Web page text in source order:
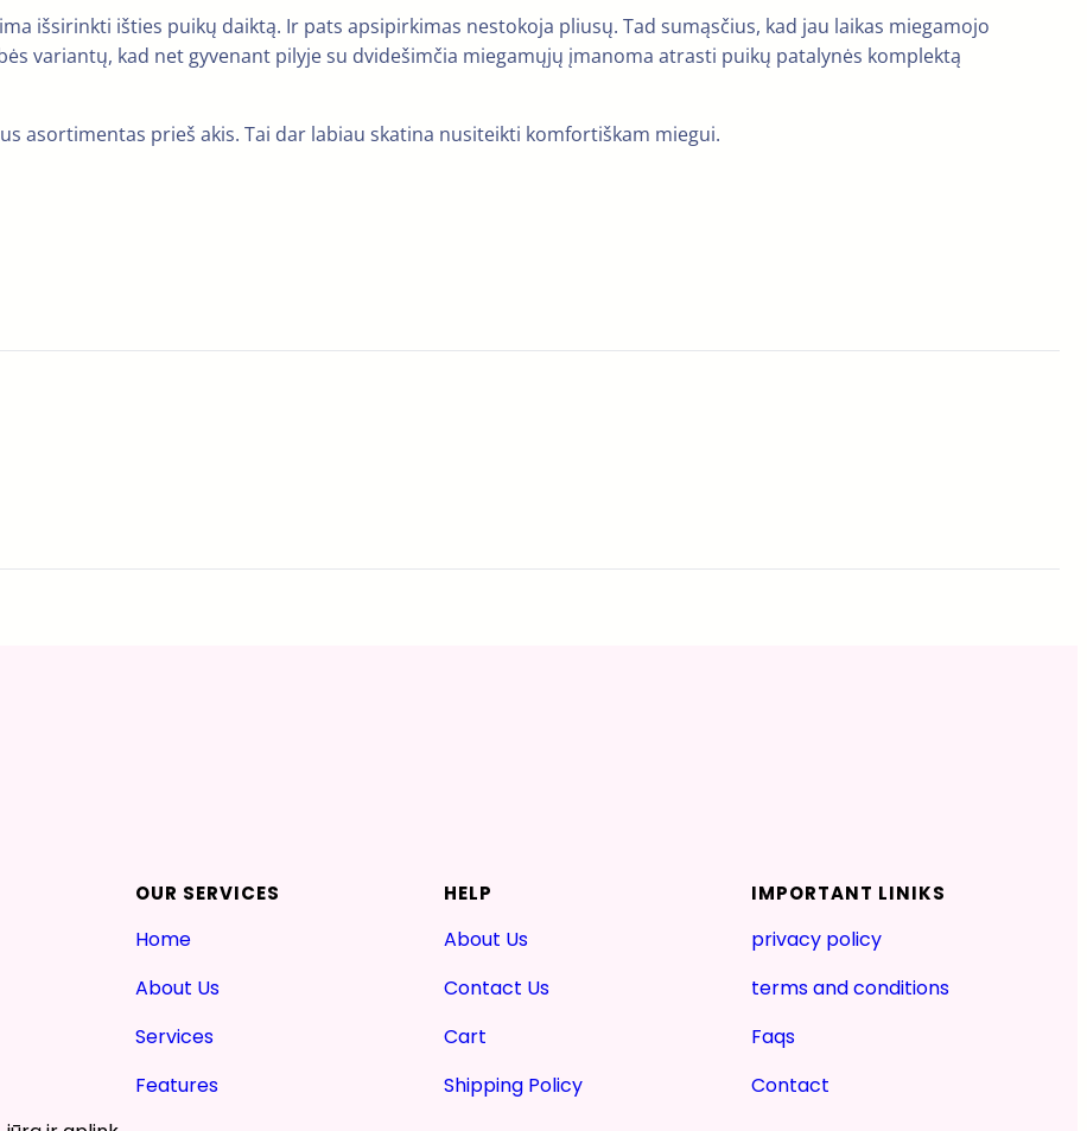
išsirinkti išties puikų daiktą. Ir pats apsipirkimas nestokoja pliusų. Tad sumąsčius, kad jau laikas miegamojo
variantų, kad net gyvenant pilyje su dvidešimčia miegamųjų įmanoma atrasti puikų patalynės komplektą
asortimentas prieš akis. Tai dar labiau skatina nusiteikti komfortiškam miegui.
OUR SERVICES
Home
About Us
Services
Features
HELP
About Us
Contact Us
Cart
Shipping Policy
IMPORTANT LINIKS
privacy policy
terms and conditions
Faqs
Contact